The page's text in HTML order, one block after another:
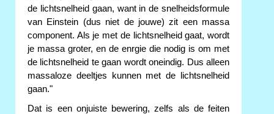
de lichtsnelheid gaan, want in de snelheidsformule
van Einstein (dus niet de jouwe) zit een massa
component. Als je met de lichtsnelheid gaat, wordt
je massa groter, en de enrgie die nodig is om met
de lichtsnelheid te gaan wordt oneindig. Dus alleen
massaloze deeltjes kunnen met de lichtsnelheid
gaan."
Dat is een onjuiste bewering, zelfs als de feiten